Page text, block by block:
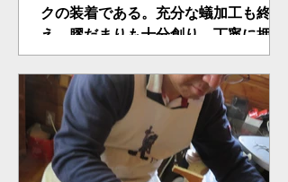
クの装着である。充分な蟻加工も終
え、膠だまりも十分創り、丁寧に押し
込む。ピッタリの技を披露した。最終
コーナーは近い・・・。クランプでが
っちり止める。そしてやった―のどや
顔！！